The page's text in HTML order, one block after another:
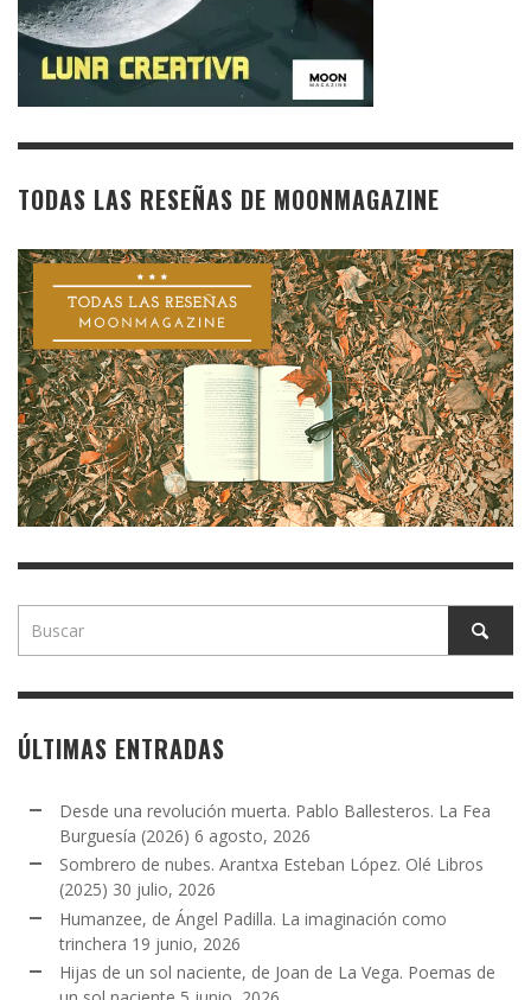
TODAS LAS RESEÑAS DE MOONMAGAZINE
ÚLTIMAS ENTRADAS
Desde una revolución muerta. Pablo Ballesteros. La Fea
Burguesía (2026) 6 agosto, 2026
Sombrero de nubes. Arantxa Esteban López. Olé Libros
(2025) 30 julio, 2026
Humanzee, de Ángel Padilla. La imaginación como
trinchera 19 junio, 2026
Hijas de un sol naciente, de Joan de La Vega. Poemas de